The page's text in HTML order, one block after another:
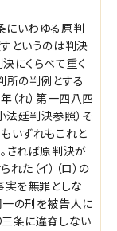
いわゆる原判
というのは判決
にくらべて重く
所の判例とする
（れ）第一四八四
廷判決参照）そ
いずれもこれと
されば原判決が
た（イ）（ロ）の
実を無罪としな
の刑を被告人に
条に違脊しない